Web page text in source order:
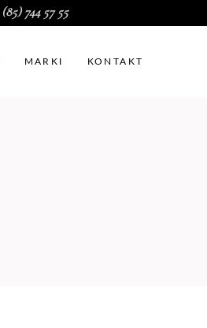
(85) 744 57 55
MARKI KONTAKT